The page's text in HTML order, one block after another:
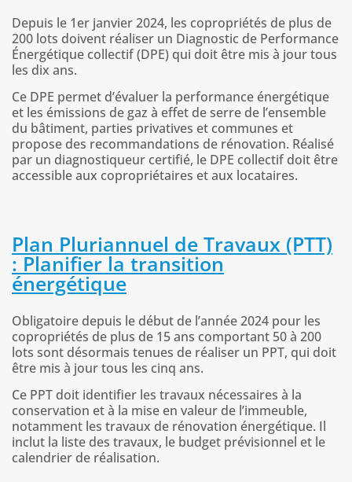
Depuis le 1er janvier 2024, les copropriétés de plus de
200 lots doivent réaliser un Diagnostic de Performance
Énergétique collectif (DPE) qui doit être mis à jour tous
les dix ans.
Ce DPE permet d’évaluer la performance énergétique
et les émissions de gaz à effet de serre de l’ensemble
du bâtiment, parties privatives et communes et
propose des recommandations de rénovation. Réalisé
par un diagnostiqueur certifié, le DPE collectif doit être
accessible aux copropriétaires et aux locataires.
Plan Pluriannuel de Travaux (PTT)
: Planifier la transition
énergétique
Obligatoire depuis le début de l’année 2024 pour les
copropriétés de plus de 15 ans comportant 50 à 200
lots sont désormais tenues de réaliser un PPT, qui doit
être mis à jour tous les cinq ans.
Ce PPT doit identifier les travaux nécessaires à la
conservation et à la mise en valeur de l’immeuble,
notamment les travaux de rénovation énergétique. Il
inclut la liste des travaux, le budget prévisionnel et le
calendrier de réalisation.